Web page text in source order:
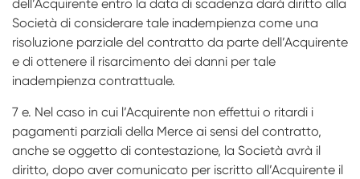
dell’Acquirente entro la data di scadenza darà diritto alla
Società di considerare tale inadempienza come una
risoluzione parziale del contratto da parte dell’Acquirente
e di ottenere il risarcimento dei danni per tale
inadempienza contrattuale.
7 e. Nel caso in cui l’Acquirente non effettui o ritardi i
pagamenti parziali della Merce ai sensi del contratto,
anche se oggetto di contestazione, la Società avrà il
diritto, dopo aver comunicato per iscritto all’Acquirente il